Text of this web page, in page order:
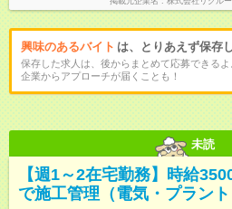
興味のあるバイト は、とりあえず保存
保存した求人は、後からまとめて応募できるよ
企業からアプローチが届くことも！
未読
【週1～2在宅勤務】時給
で施工管理（電気・プラント